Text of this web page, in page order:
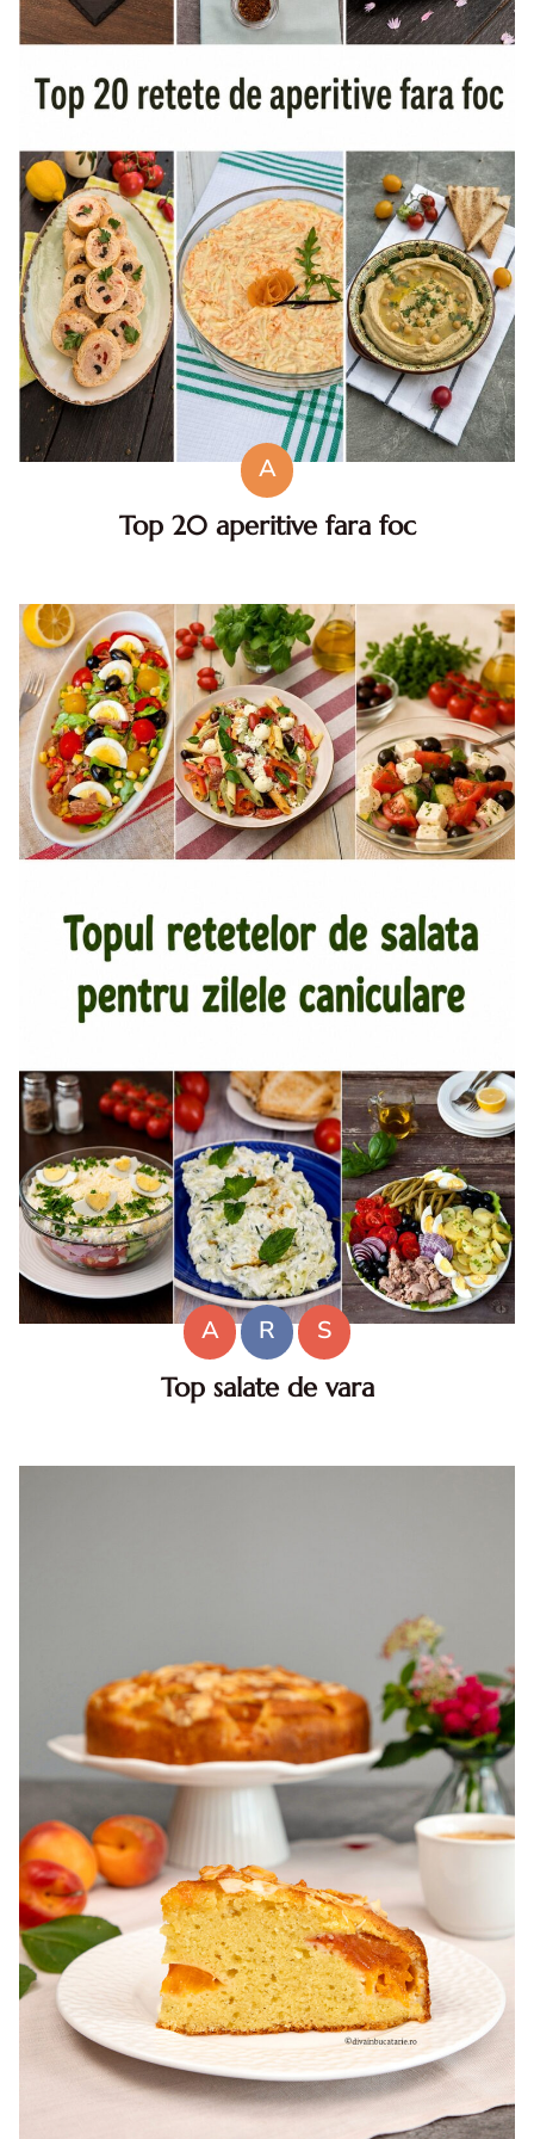
A
Top 20 aperitive fara foc
A R
S
Top salate de vara